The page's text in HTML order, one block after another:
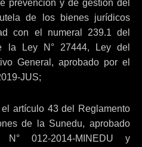
prevención y de gestión del
de los bienes jurídicos
con el numeral 239.1 del
la Ley N° 27444, Ley del
General, aprobado por el
JUS;
artículo 43 del Reglamento
de la Sunedu, aprobado
012-2014-MINEDU y